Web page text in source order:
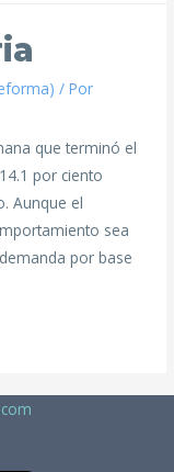
/ Por
que terminó el
por ciento
Aunque el
sea
por base